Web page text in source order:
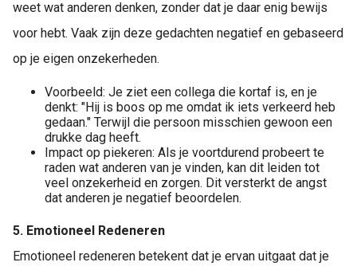
weet wat anderen denken, zonder dat je daar enig bewijs
voor hebt. Vaak zijn deze gedachten negatief en gebaseerd
op je eigen onzekerheden.
Voorbeeld: Je ziet een collega die kortaf is, en je
denkt: "Hij is boos op me omdat ik iets verkeerd heb
gedaan." Terwijl die persoon misschien gewoon een
drukke dag heeft.
Impact op piekeren: Als je voortdurend probeert te
raden wat anderen van je vinden, kan dit leiden tot
veel onzekerheid en zorgen. Dit versterkt de angst
dat anderen je negatief beoordelen.
5. Emotioneel Redeneren
Emotioneel redeneren betekent dat je ervan uitgaat dat je